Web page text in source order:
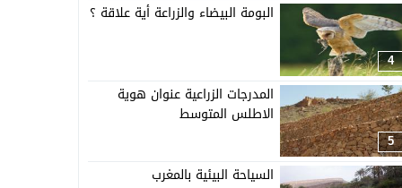
4
البومة البيضاء والزراعة أية علاقة ؟
5
المدرجات الزراعية عنوان هوية
الاطلس المتوسط
السياحة البيئية بالمغرب